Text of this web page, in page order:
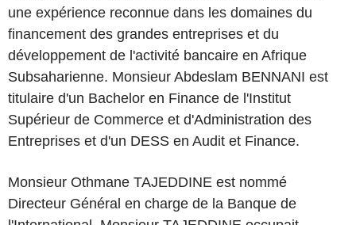
une expérience reconnue dans les domaines du
ﬁnancement des grandes entreprises et du
développement de l'activité bancaire en Afrique
Subsaharienne. Monsieur Abdeslam BENNANI est
titulaire d'un Bachelor en Finance de l'Institut
Supérieur de Commerce et d'Administration des
Entreprises et d'un DESS en Audit et Finance.
Monsieur Othmane TAJEDDINE est nommé
Directeur Général en charge de la Banque de